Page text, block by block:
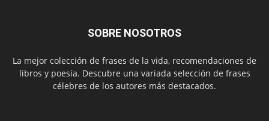
SOBRE NOSOTROS
La mejor colección de frases de la vida, recomendaciones de
libros y poesía. Descubre una variada selección de frases
célebres de los autores más destacados.